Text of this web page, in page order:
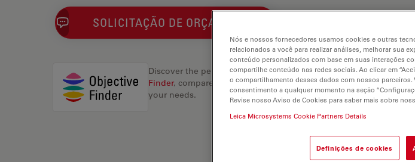
SOLICITAÇÃO DE ORÇAMENTO
Discover the perfect solution. Explore ourObjective
Finder, compare alternatives, and find the best fit for
your needs.
Nós e nossos fornecedores usamos cookies e outras
relacionados a você para realizar análises, melhorar sua
conteúdo personalizados com base em suas interações
compartilhe conteúdo nas redes sociais. Ao clicar em
o compartilhamento desses dados com nossos parceiros.
consentimento a qualquer momento na seção
Revise nosso Aviso de Cookies para saber mais sobre
Leica Microsystems Cookie Partners Details
Definições de cookies